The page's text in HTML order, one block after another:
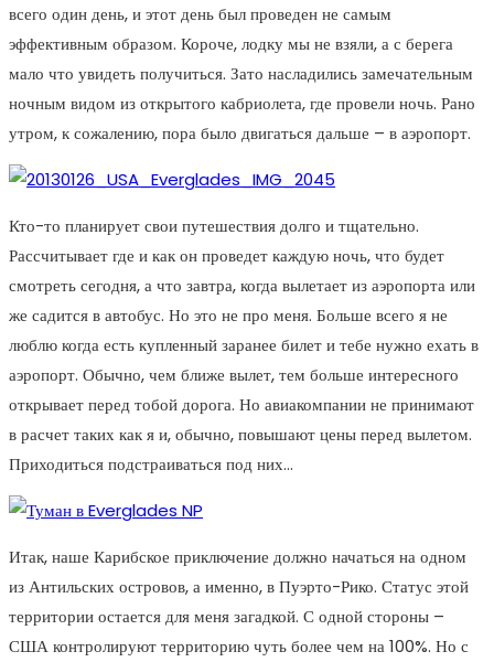
всего один день, и этот день был проведен не самым
эффективным образом. Короче, лодку мы не взяли, а с берега
мало что увидеть получиться. Зато насладились замечательным
ночным видом из открытого кабриолета, где провели ночь. Рано
утром, к сожалению, пора было двигаться дальше – в аэропорт.
Кто-то планирует свои путешествия долго и тщательно.
Рассчитывает где и как он проведет каждую ночь, что будет
смотреть сегодня, а что завтра, когда вылетает из аэропорта или
же садится в автобус. Но это не про меня. Больше всего я не
люблю когда есть купленный заранее билет и тебе нужно ехать в
аэропорт. Обычно, чем ближе вылет, тем больше интересного
открывает перед тобой дорога. Но авиакомпании не принимают
в расчет таких как я и, обычно, повышают цены перед вылетом.
Приходиться подстраиваться под них…
Итак, наше Карибское приключение должно начаться на одном
из Антильских островов, а именно, в Пуэрто-Рико. Статус этой
территории остается для меня загадкой. С одной стороны –
США контролируют территорию чуть более чем на 100%. Но с